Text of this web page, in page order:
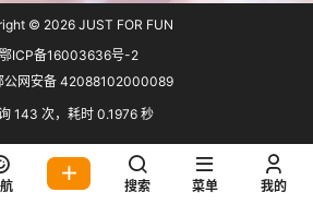
© 2026JUST FOR FUN
鄂ICP备16003636号-2
公网安备 42088102000089
143 次，耗时 0.1976 秒
搜索 菜单 我的